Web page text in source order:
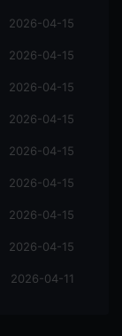
2026-04-15
2026-04-15
2026-04-15
2026-04-15
2026-04-15
2026-04-15
2026-04-15
2026-04-15
2026-04-11